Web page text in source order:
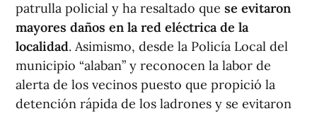
patrulla policial y ha resaltado que se evitaron
mayores daños en la red eléctrica de la
localidad. Asimismo, desde la Policía Local del
municipio “alaban” y reconocen la labor de
alerta de los vecinos puesto que propició la
detención rápida de los ladrones y se evitaron